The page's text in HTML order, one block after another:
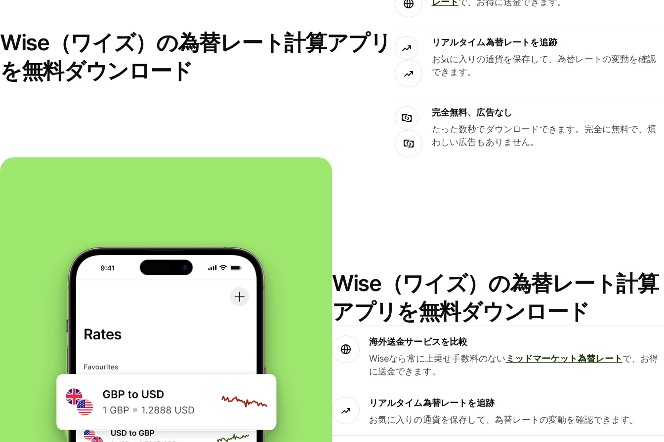
Wise（ワイズ）の為替レート計算アプリ
を無料ダウンロード
リアルタイム為替レートを追跡
お気に入りの通貨を保存して、為替レートの変動を確認
できます。
完全無料、広告なし
たった数秒でダウンロードできます。完全に無料で、煩
わしい広告もありません。
Wise（ワイズ）の為替レート計算
アプリを無料ダウンロード
海外送金サービスを比較
Wiseなら常に上乗せ手数料のない ミッドマーケット為替レートで、お得
に送金できます。
リアルタイム為替レートを追跡
お気に入りの通貨を保存して、為替レートの変動を確認できます。